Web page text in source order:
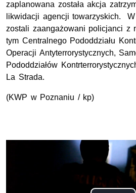
zaplanowana została akcja
likwidacji agencji towarzyskich.
zostali zaangażowani policjanci z
tym Centralnego Pododdziału
Operacji Antyterrorystycznych,
Pododdziałów
La Strada.
(KWP w Poznaniu / kp)